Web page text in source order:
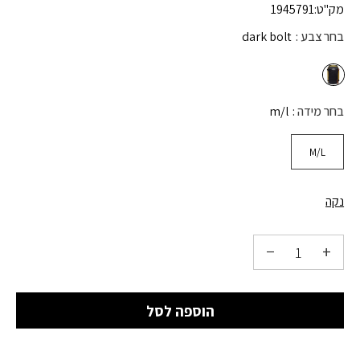
מק"ט:1945791
בחר צבע dark bolt
בחר מידה m/l
M/L
נקה
הוספה לסל